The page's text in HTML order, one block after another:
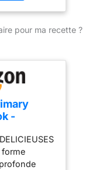
régime
pour ma recette ?
-
forme